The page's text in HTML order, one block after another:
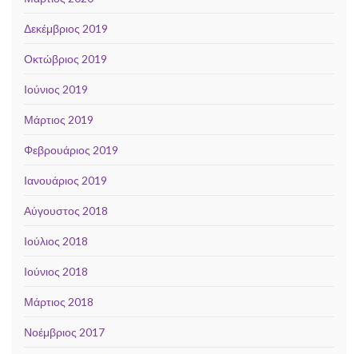
Δεκέμβριος 2019
Οκτώβριος 2019
Ιούνιος 2019
Μάρτιος 2019
Φεβρουάριος 2019
Ιανουάριος 2019
Αύγουστος 2018
Ιούλιος 2018
Ιούνιος 2018
Μάρτιος 2018
Νοέμβριος 2017